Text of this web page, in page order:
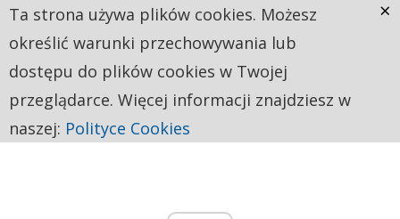
Ta strona używa plików cookies. Możesz
określić warunki przechowywania lub
dostępu do plików cookies w Twojej
przeglądarce. Więcej informacji znajdziesz w
naszej: Polityce Cookies
×